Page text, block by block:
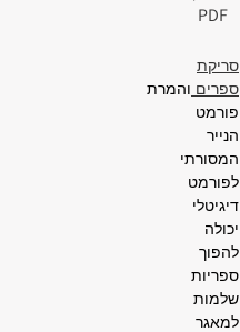
סריקת
ספרים והמרת
פורמט
הנייר
המסורתי
לפורמט
דיגיטלי
יכולה
להפוך
ספריות
שלמות
למאגר